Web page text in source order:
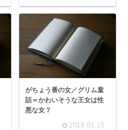
がちょう番の女／グリム童
話＝かわいそうな王女は性
悪な女？
2019.01.15